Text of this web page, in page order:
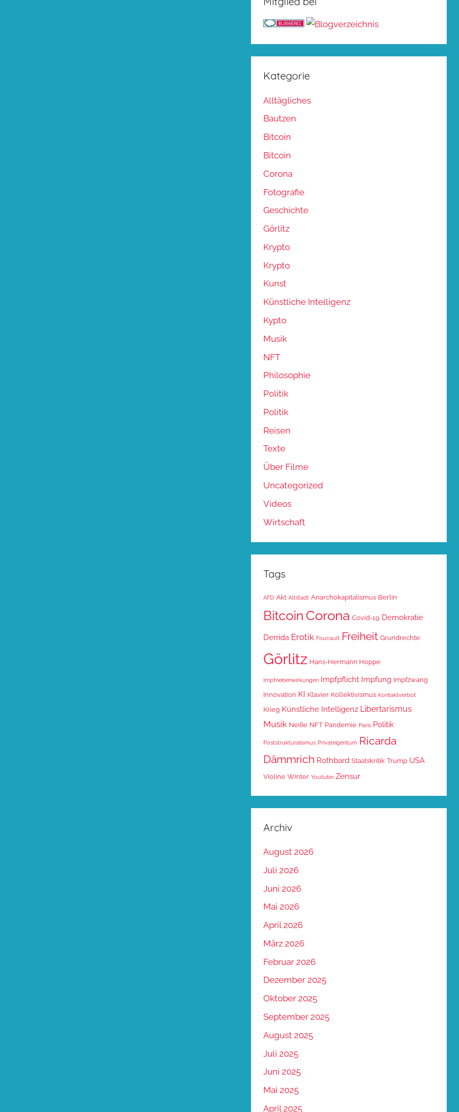
Kategorie
Alltägliches
Bautzen
Bitcoin
Bitcoin
Corona
Fotografie
Geschichte
Görlitz
Krypto
Krypto
Kunst
Künstliche Intelligenz
Kypto
Musik
NFT
Philosophie
Politik
Politik
Reisen
Texte
Über Filme
Uncategorized
Videos
Wirtschaft
Tags
AFD Akt Altstadt Anarchokapitalismus Berlin
Bitcoin Corona Covid-19 Demokratie
Derrida Erotik Foucault Freiheit Grundrechte
Görlitz Hans-Hermann Hoppe
Impfnebenwirkungen Impfpflicht Impfung Impfzwang
Innovation KI Klavier Kollektivismus Kontaktverbot
Krieg Künstliche Intelligenz Libertarismus
Musik Neiße NFT Pandemie Paris Politik
Poststrukturalismus Privateigentum Ricarda
Dämmrich Rothbard Staatskritik Trump USA
Violine Winter Youtube Zensur
Archiv
August 2026
Juli 2026
Juni 2026
Mai 2026
April 2026
März 2026
Februar 2026
Dezember 2025
Oktober 2025
September 2025
August 2025
Juli 2025
Juni 2025
Mai 2025
April 2025